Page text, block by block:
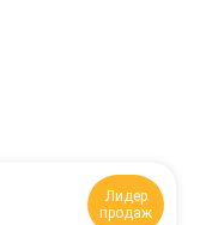
Лидер
продаж